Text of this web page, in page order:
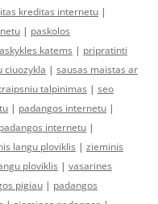
kreditas internetu |
| paskolos
katems | pripratinti
ciuozykla | sausas maistas ar
talpinimas | seo
| padangos internetu |
padangos internetu |
langu ploviklis | zieminis
ploviklis | vasarines
pigiau | padangos